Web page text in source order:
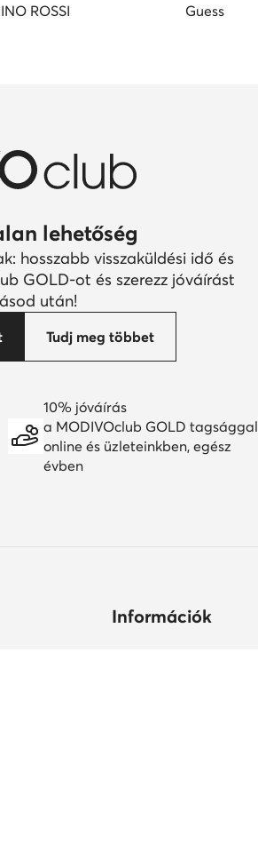
ROSSI Guess
lehetőség
hosszabb visszaküldési idő és
GOLD-ot és szerezz jóváírást
után!
Tudj meg többet
10% jóváírás
a MODIVOclub GOLD tagsággal
online és üzleteinkben, egész
évben
Információk